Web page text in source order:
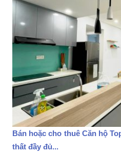
Bán hoặc cho thuê Căn hộ
thất đầy đủ...